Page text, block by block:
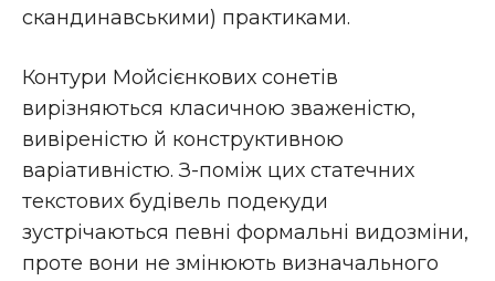
скандинавськими) практиками.
Контури Мойсієнкових сонетів
вирізняються класичною зваженістю,
вивіреністю й конструктивною
варіативністю. З-поміж цих статечних
текстових будівель подекуди
зустрічаються певні формальні видозміни,
проте вони не змінюють визначального